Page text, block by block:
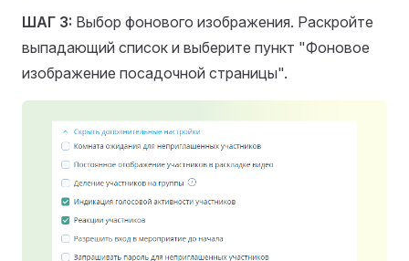
ШАГ 3: Выбор фонового изображения. Раскройте
выпадающий список и выберите пункт "Фоновое
изображение посадочной страницы".